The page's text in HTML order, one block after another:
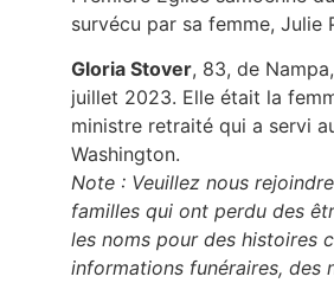
survécu par sa femme, Julie
Gloria Stover, 83, de
juillet 2023. Elle était la
ministre retraité qui a servi
Washington.
Note : Veuillez nous
familles qui ont perdu des
les noms pour des histoires
informations funéraires, des